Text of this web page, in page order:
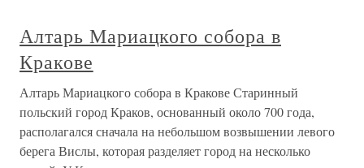
Алтарь Мариацкого собора в
Кракове
Алтарь Мариацкого собора в Кракове Старинный
польский город Краков, основанный около 700 года,
располагался сначала на небольшом возвышении левого
берега Вислы, которая разделяет город на несколько